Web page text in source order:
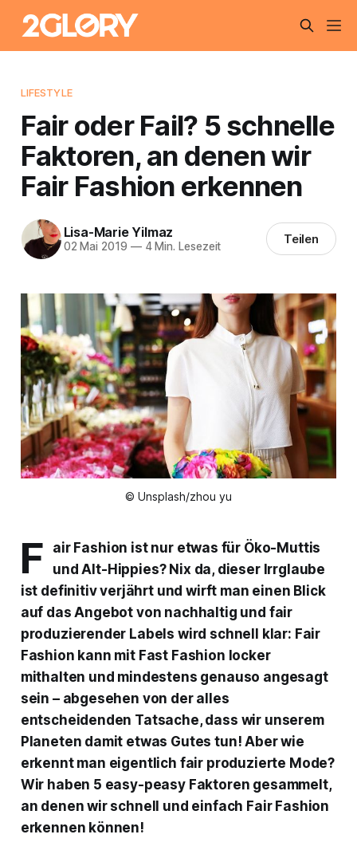
LIFESTYLE
Fair oder Fail? 5 schnelle
Faktoren, an denen wir
Fair Fashion erkennen
Lisa-Marie Yilmaz
02 Mai 2019 —4 Min. Lesezeit Teilen
© Unsplash/zhou yu
F
air Fashion ist nur etwas für Öko-Muttis
und Alt-Hippies? Nix da, dieser Irrglaube
ist definitiv verjährt und wirft man einen Blick
auf das Angebot von nachhaltig und fair
produzierender Labels wird schnell klar: Fair
Fashion kann mit Fast Fashion locker
mithalten und mindestens genauso angesagt
sein – abgesehen von der alles
entscheidenden Tatsache, dass wir unserem
Planeten damit etwas Gutes tun! Aber wie
erkennt man eigentlich fair produzierte Mode?
Wir haben 5 easy-peasy Faktoren gesammelt,
an denen wir schnell und einfach Fair Fashion
erkennen können!